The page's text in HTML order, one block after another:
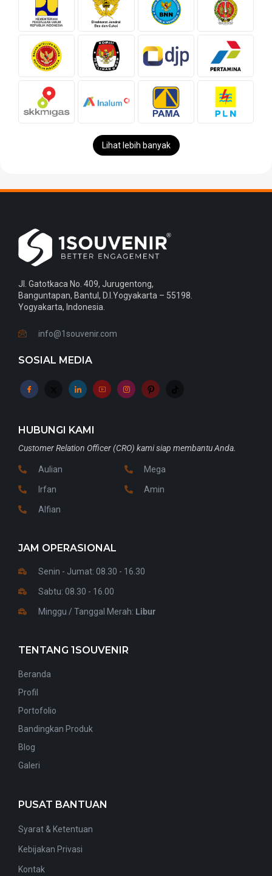
Lihat lebih banyak
Jl. Gatotkaca No. 409, Jurugentong,
Banguntapan, Bantul, D.I.Yogyakarta – 55198.
Yogyakarta, Indonesia.
info@1souvenir.com
SOSIAL MEDIA
HUBUNGI KAMI
Customer Relation Officer (CRO) kami siap membantu Anda.
Aulian
Irfan
Alfian
Mega
Amin
JAM OPERASIONAL
Senin - Jumat: 08.30 - 16.30
Sabtu: 08.30 - 16.00
Minggu / Tanggal Merah: Libur
TENTANG 1SOUVENIR
Beranda
Profil
Portofolio
Bandingkan Produk
Blog
Galeri
PUSAT BANTUAN
Syarat & Ketentuan
Kebijakan Privasi
Kontak